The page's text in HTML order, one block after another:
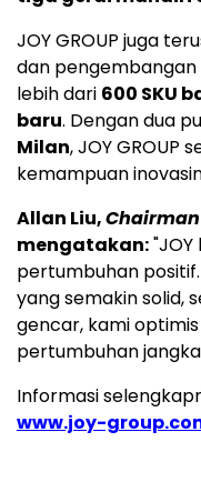
JOY GROUP juga
dan
lebih dari 600 SKU
baru. Dengan dua
Milan, JOY GROUP
kemampuan
Allan Liu,Chairman
mengatakan:
pertumbuhan
yang semakin solid,
gencar, kami
pertumbuhan
Informasi
www.joy-